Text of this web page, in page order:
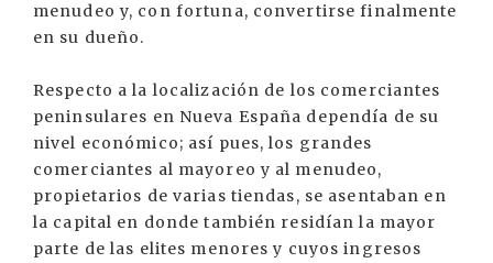
menudeo y, con fortuna, convertirse finalmente
en su dueño.
Respecto a la localización de los comerciantes
peninsulares en Nueva España dependía de su
nivel económico; así pues, los grandes
comerciantes al mayoreo y al menudeo,
propietarios de varias tiendas, se asentaban en
la capital en donde también residían la mayor
parte de las elites menores y cuyos ingresos